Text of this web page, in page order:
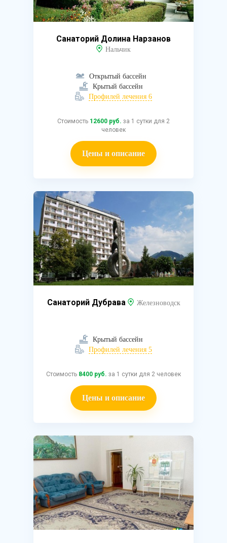
Санаторий Долина Нарзанов
Нальчик
Открытый бассейн
Крытый бассейн
Профилей лечения 6
Стоимость 12600 руб. за 1 сутки для 2
человек
Цены и описание
Санаторий Дубрава Железноводск
Крытый бассейн
Профилей лечения 5
Стоимость 8400 руб. за 1 сутки для 2 человек
Цены и описание